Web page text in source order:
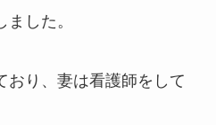
した。
おり、妻は看護師をして